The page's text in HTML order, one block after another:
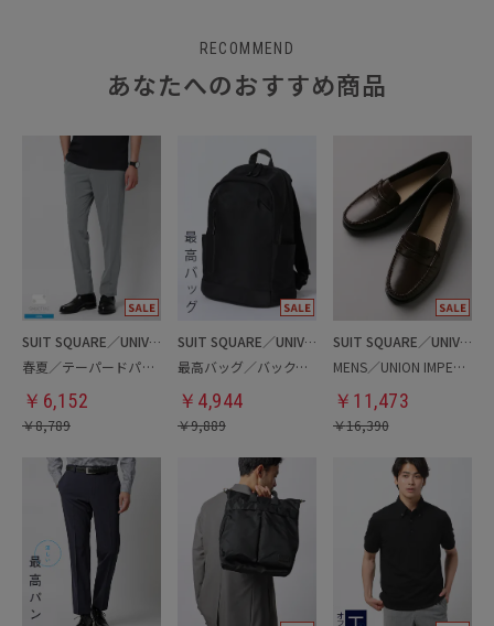
RECOMMEND
あなたへのおすすめ商品
SUIT SQUARE／UNIVERSAL LANGUAGE
春夏／テーパードパンツ
￥ 6,152
￥8,789
SUIT SQUARE／UNIVERSAL LANGUAGE
最高バッグ／バックパック
￥ 4,944
￥9,889
SUIT SQUARE／UNIVERSAL LANGUAGE
MENS／UNION IMPERIAL監修／コインローファー
￥ 11,473
￥16,390